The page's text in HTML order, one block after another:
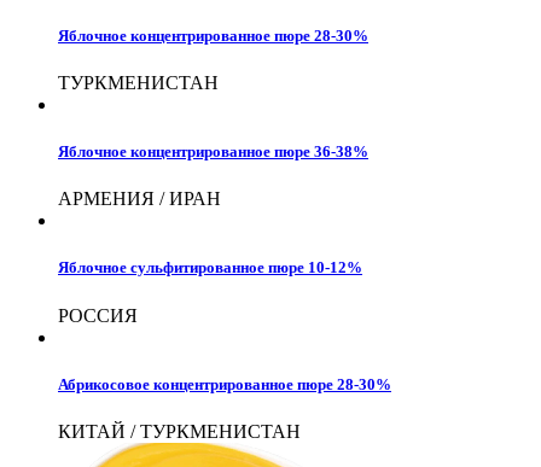
Яблочное концентрированное пюре 28-30%
ТУРКМЕНИСТАН
Яблочное концентрированное пюре 36-38%
АРМЕНИЯ / ИРАН
Яблочное сульфитированное пюре 10-12%
РОССИЯ
Абрикосовое концентрированное пюре 28-30%
КИТАЙ / ТУРКМЕНИСТАН